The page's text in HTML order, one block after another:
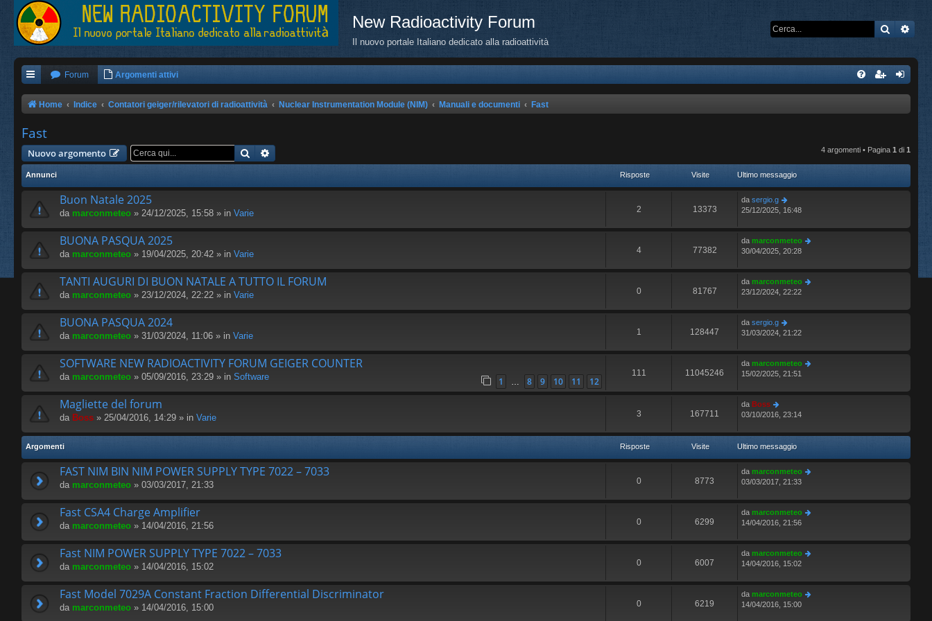
New Radioactivity Forum
Il nuovo portale Italiano dedicato alla radioattività
Cerca
Forum Argomenti attivi
Home Indice Contatori geiger/rilevatori di radioattività Nuclear Instrumentation Module (NIM) Manuali e documenti Fast
Fast
Nuovo argomento Cerca 4 argomenti • Pagina 1 di 1
Annunci Risposte Visite Ultimo messaggio
Buon Natale 2025
da marconmeteo » 24/12/2025, 15:58 » in Varie 2 13373
da sergio.g
25/12/2025, 16:48
BUONA PASQUA 2025
da marconmeteo » 19/04/2025, 20:42 » in Varie 4 77382
da marconmeteo
30/04/2025, 20:28
TANTI AUGURI DI BUON NATALE A TUTTO IL FORUM
da marconmeteo » 23/12/2024, 22:22 » in Varie 0 81767
da marconmeteo
23/12/2024, 22:22
BUONA PASQUA 2024
da marconmeteo » 31/03/2024, 11:06 » in Varie 1 128447
da sergio.g
31/03/2024, 21:22
SOFTWARE NEW RADIOACTIVITY FORUM GEIGER COUNTER
da marconmeteo » 05/09/2016, 23:29 » in Software 1 … 8 9 10 11 12
111 11045246
da marconmeteo
15/02/2025, 21:51
Magliette del forum
da Boss » 25/04/2016, 14:29 » in Varie 3 167711
da Boss
03/10/2016, 23:14
Argomenti Risposte Visite Ultimo messaggio
FAST NIM BIN NIM POWER SUPPLY TYPE 7022 – 7033
da marconmeteo » 03/03/2017, 21:33 0 8773
da marconmeteo
03/03/2017, 21:33
Fast CSA4 Charge Amplifier
da marconmeteo » 14/04/2016, 21:56 0 6299
da marconmeteo
14/04/2016, 21:56
Fast NIM POWER SUPPLY TYPE 7022 – 7033
da marconmeteo » 14/04/2016, 15:02 0 6007
da marconmeteo
14/04/2016, 15:02
Fast Model 7029A Constant Fraction Differential Discriminator
da marconmeteo » 14/04/2016, 15:00 0 6219
da marconmeteo
14/04/2016, 15:00